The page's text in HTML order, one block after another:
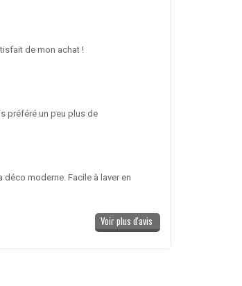
de mon achat !
préféré un peu plus de
moderne. Facile à laver en
Voir plus d'avis